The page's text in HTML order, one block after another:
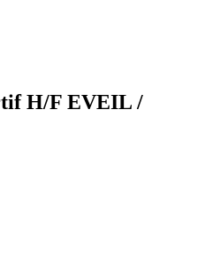
H/F EVEIL /